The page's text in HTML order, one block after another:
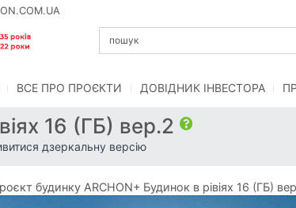
BСЕ ПРО ПРОЄКТИ ДОВІДНИК ІНВЕСТОРА
16 (ГБ) вер.2
дзеркальну версію
будинку ARCHON+ Будинок в рівіях 16 (ГБ)